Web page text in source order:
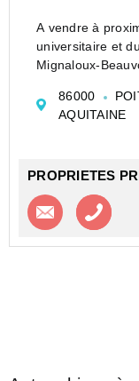
A vendre à
universitaire et
Mignaloux-
parkings et box
3 logements de
86000
AQUITAINE
PROPRIETES
Contacter